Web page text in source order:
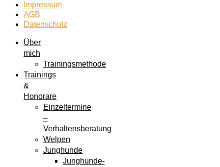
Impressum
AGB
Datenschutz
Über
mich
Trainingsmethode
Trainings
&
Honorare
Einzeltermine
–
Verhaltensberatung
Welpen
Junghunde
Junghunde-